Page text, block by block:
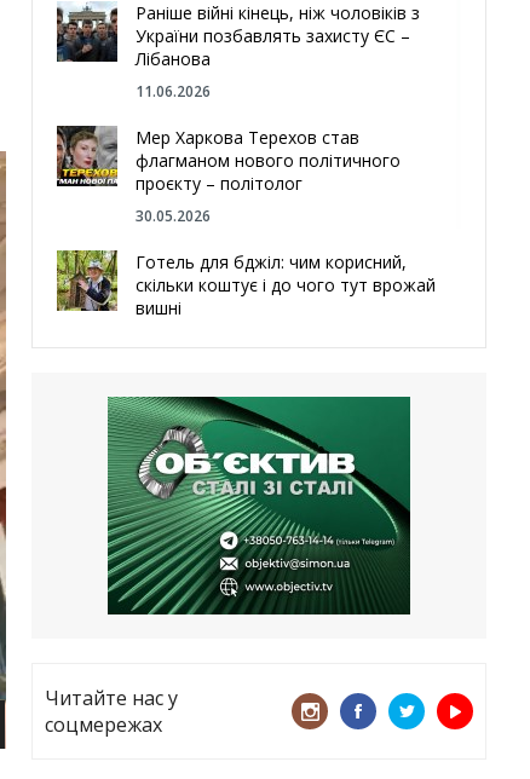
Раніше війні кінець, ніж чоловіків з
України позбавлять захисту ЄС –
Лібанова
11.06.2026
Мер Харкова Терехов став
флагманом нового політичного
проєкту – політолог
30.05.2026
Готель для бджіл: чим корисний,
скільки коштує і до чого тут врожай
вишні
Чугуєва, міста, яке встояло попри
все
21.05.2026
«ТЦК порушує закон? Нехай
платять!» Як завдяки штрафу жінку
виключили з обліку
15.05.2026
Читайте нас у
соцмережах